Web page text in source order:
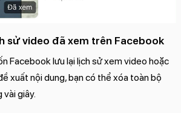
sử video đã xem trên Facebook
Facebook lưu lại lịch sử xem video hoặc
xuất nội dung, bạn có thể xóa toàn bộ
vài giây.